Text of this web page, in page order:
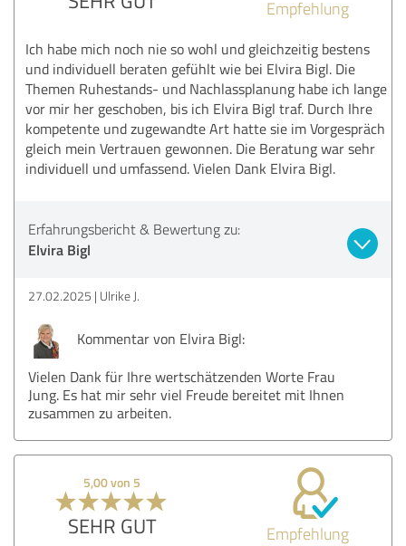
Empfehlung
Ich habe mich noch nie so wohl und gleichzeitig bestens
und individuell beraten gefühlt wie bei Elvira Bigl. Die
Themen Ruhestands- und Nachlassplanung habe ich lange
vor mir her geschoben, bis ich Elvira Bigl traf. Durch Ihre
kompetente und zugewandte Art hatte sie im Vorgespräch
gleich mein Vertrauen gewonnen. Die Beratung war sehr
individuell und umfassend. Vielen Dank Elvira Bigl.
Erfahrungsbericht & Bewertung zu:
Elvira Bigl
27.02.2025 Ulrike J.
Kommentar von Elvira Bigl:
Vielen Dank für Ihre wertschätzenden Worte Frau
Jung. Es hat mir sehr viel Freude bereitet mit Ihnen
zusammen zu arbeiten.
5,00 von 5
SEHR GUT Empfehlung